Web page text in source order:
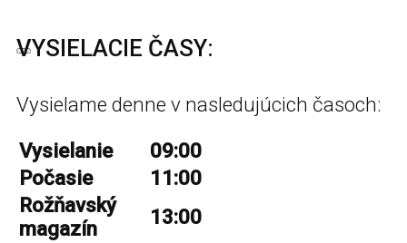
VYSIELACIE ČASY:
Vysielame denne v nasledujúcich časoch:
Vysielanie
09:00
Počasie
11:00
Rožňavský
magazín
13:00